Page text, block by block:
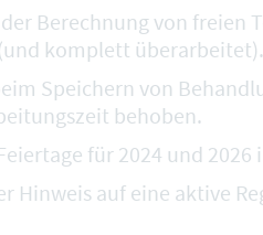
Berechnung von freien
komplett überarbeitet).
Speichern von
behoben.
für 2024 und
Hinweis auf eine aktive